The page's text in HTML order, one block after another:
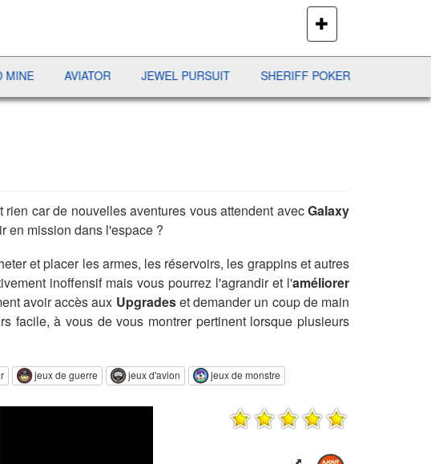
PLUS
DE
JEUX
AVIATOR JEWEL PURSUIT SHERIFF POKER BATAILLE NAVALE
rien car de nouvelles aventures vous attendent avecGalaxy
en mission dans l'espace ?
et placer les armes, les réservoirs, les grappins et autres
inoffensif mais vous pourrez l'agrandir et l'améliorer
avoir accès aux Upgradeset demander un coup de main
facile, à vous de vous montrer pertinent lorsque plusieurs
jeux de guerre jeux d'avion jeux de monstre